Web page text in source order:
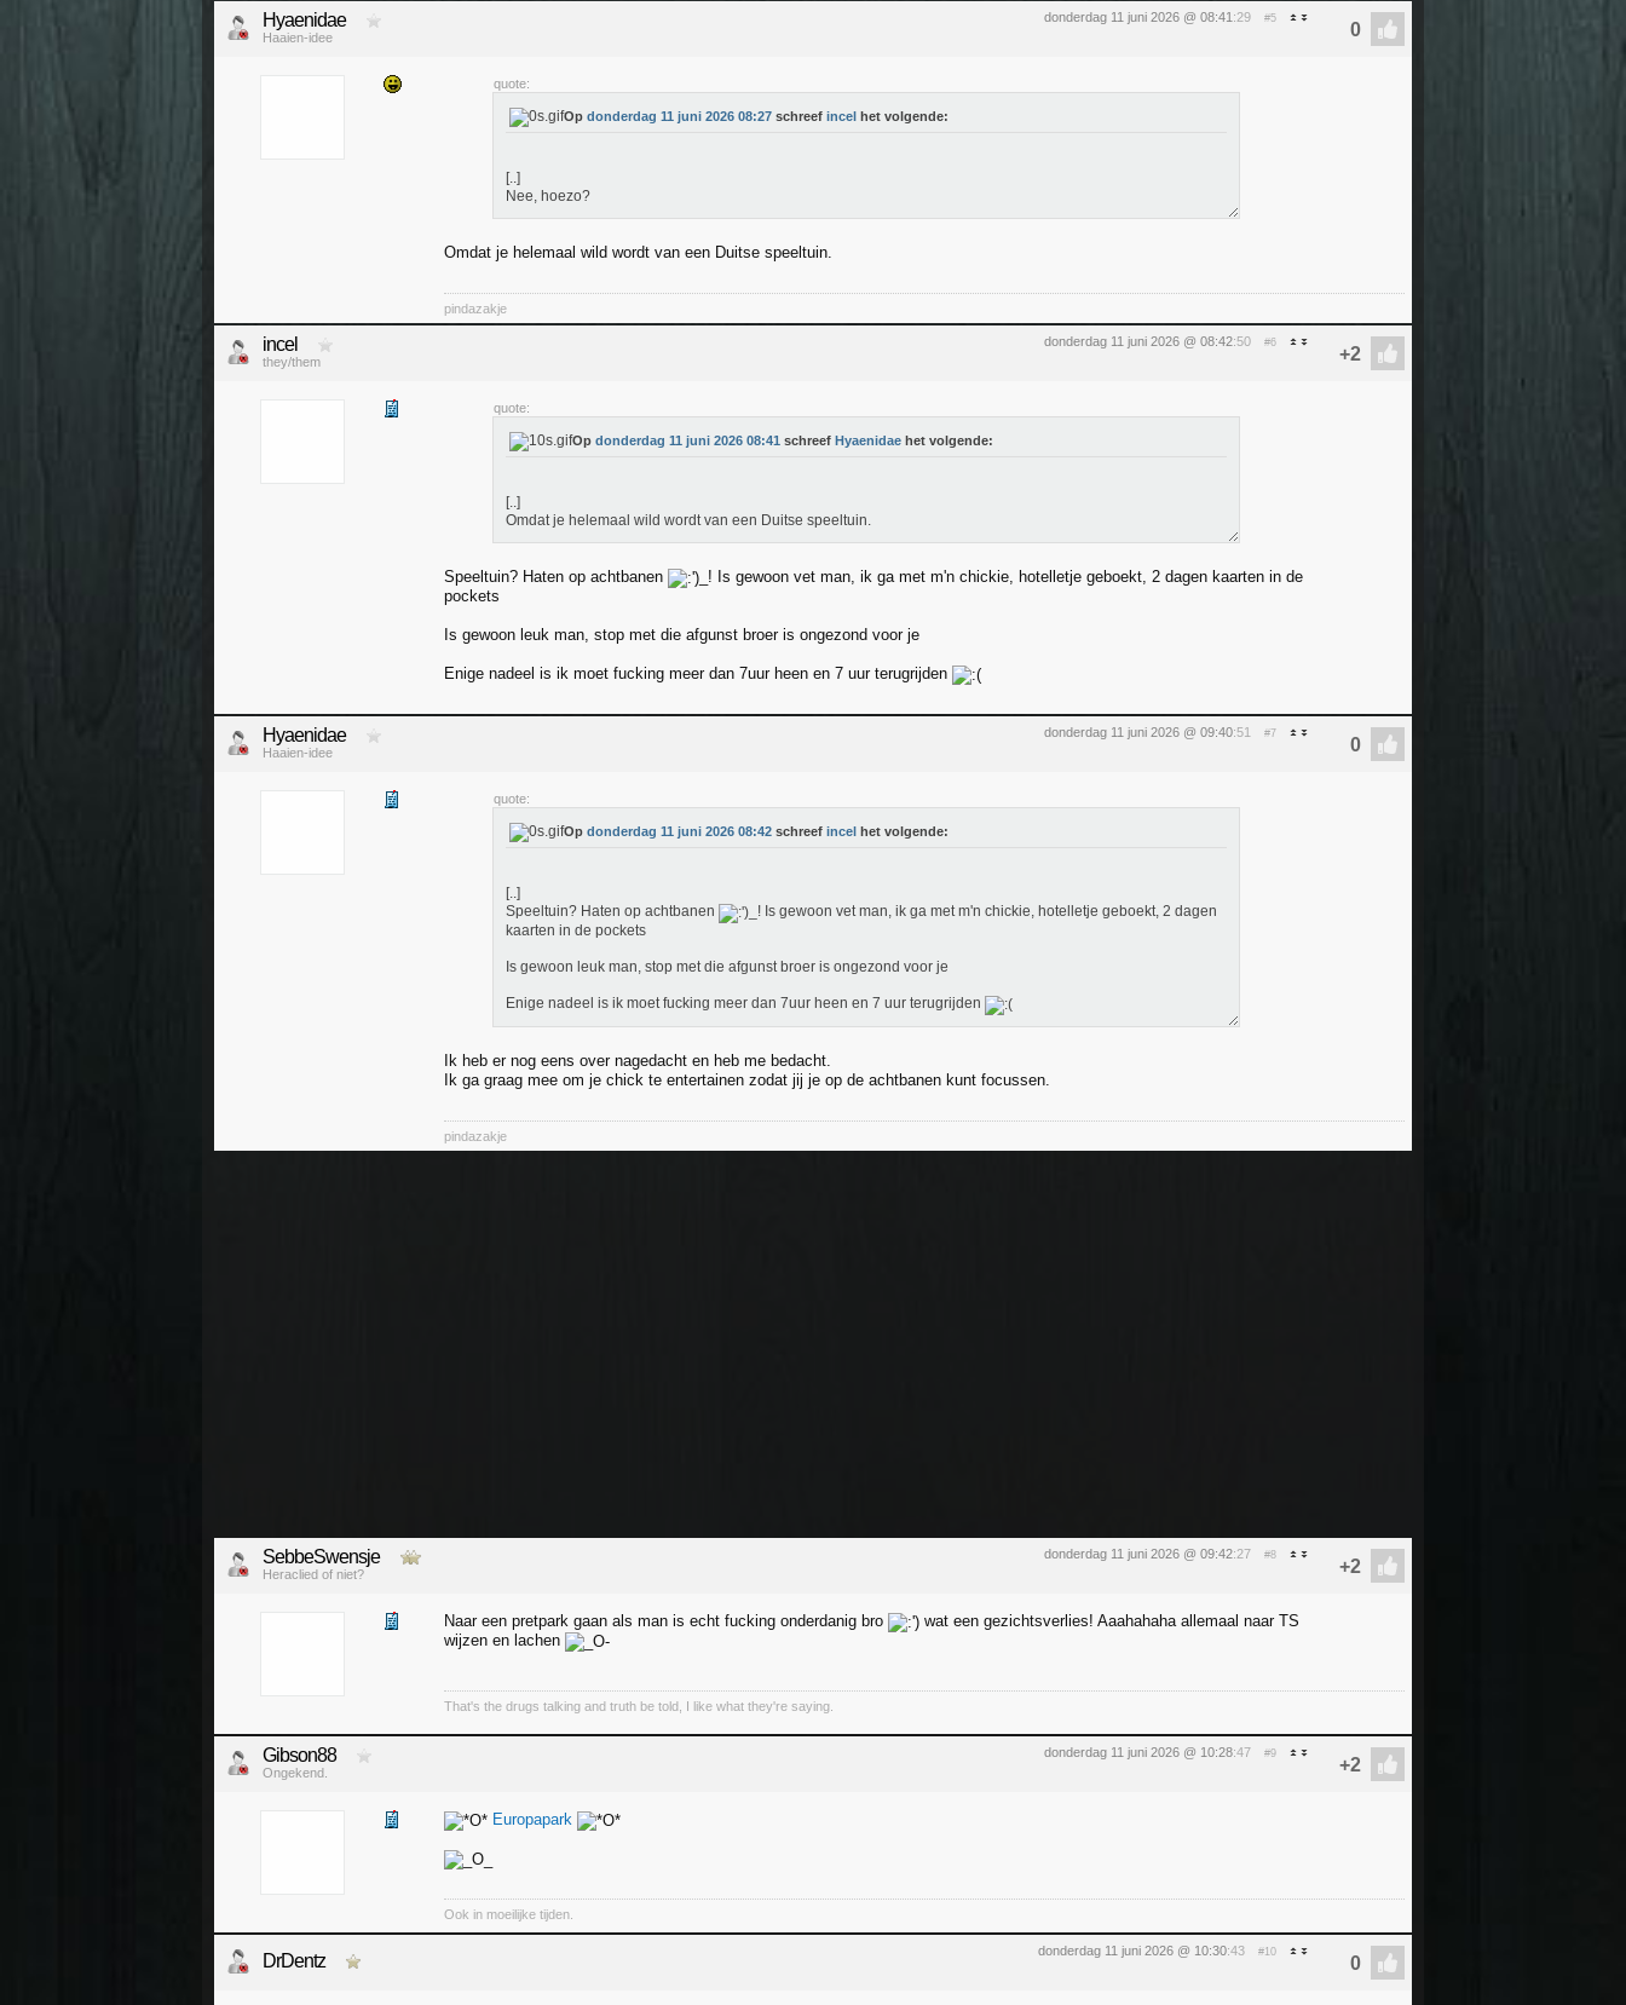
donderdag 11 juni 2026 @ 08:41 :29 #5
Hyaenidae
Haaien-idee
quote:
Op donderdag 11 juni 2026 08:27 schreef incel het volgende:
[..]
Nee, hoezo?
Omdat je helemaal wild wordt van een Duitse speeltuin.
pindazakje
donderdag 11 juni 2026 @ 08:42:50 #6
incel
they/them
quote:
Op donderdag 11 juni 2026 08:41 schreef Hyaenidae het volgende:
[..]
Omdat je helemaal wild wordt van een Duitse speeltuin.
Speeltuin? Haten op achtbanen
_! Is gewoon vet man, ik ga met m'n chickie, hotelletje geboekt, 2 dagen kaarten in de
pockets
Is gewoon leuk man, stop met die afgunst broer is ongezond voor je
Enige nadeel is ik moet fucking meer dan 7uur heen en 7 uur terugrijden
donderdag 11 juni 2026 @ 09:40:51 #7
Hyaenidae
Haaien-idee
quote:
Op donderdag 11 juni 2026 08:42 schreef incel het volgende:
[..]
Speeltuin? Haten op achtbanen
_! Is gewoon vet man, ik ga met m'n chickie, hotelletje geboekt, 2 dagen
kaarten in de pockets
Is gewoon leuk man, stop met die afgunst broer is ongezond voor je
Enige nadeel is ik moet fucking meer dan 7uur heen en 7 uur terugrijden
Ik heb er nog eens over nagedacht en heb me bedacht.
Ik ga graag mee om je chick te entertainen zodat jij je op de achtbanen kunt focussen.
pindazakje
donderdag 11 juni 2026 @ 09:42:27 #8
SebbeSwensje
Heraclied of niet?
Naar een pretpark gaan als man is echt fucking onderdanig bro
wat een gezichtsverlies! Aaahahaha allemaal naar TS
wijzen en lachen
That's the drugs talking and truth be told, I like what they're saying.
donderdag 11 juni 2026 @ 10:28:47 #9
Gibson88
Ongekend.
Europapark
Ook in moeilijke tijden.
donderdag 11 juni 2026 @ 10:30:43 #10
DrDentz